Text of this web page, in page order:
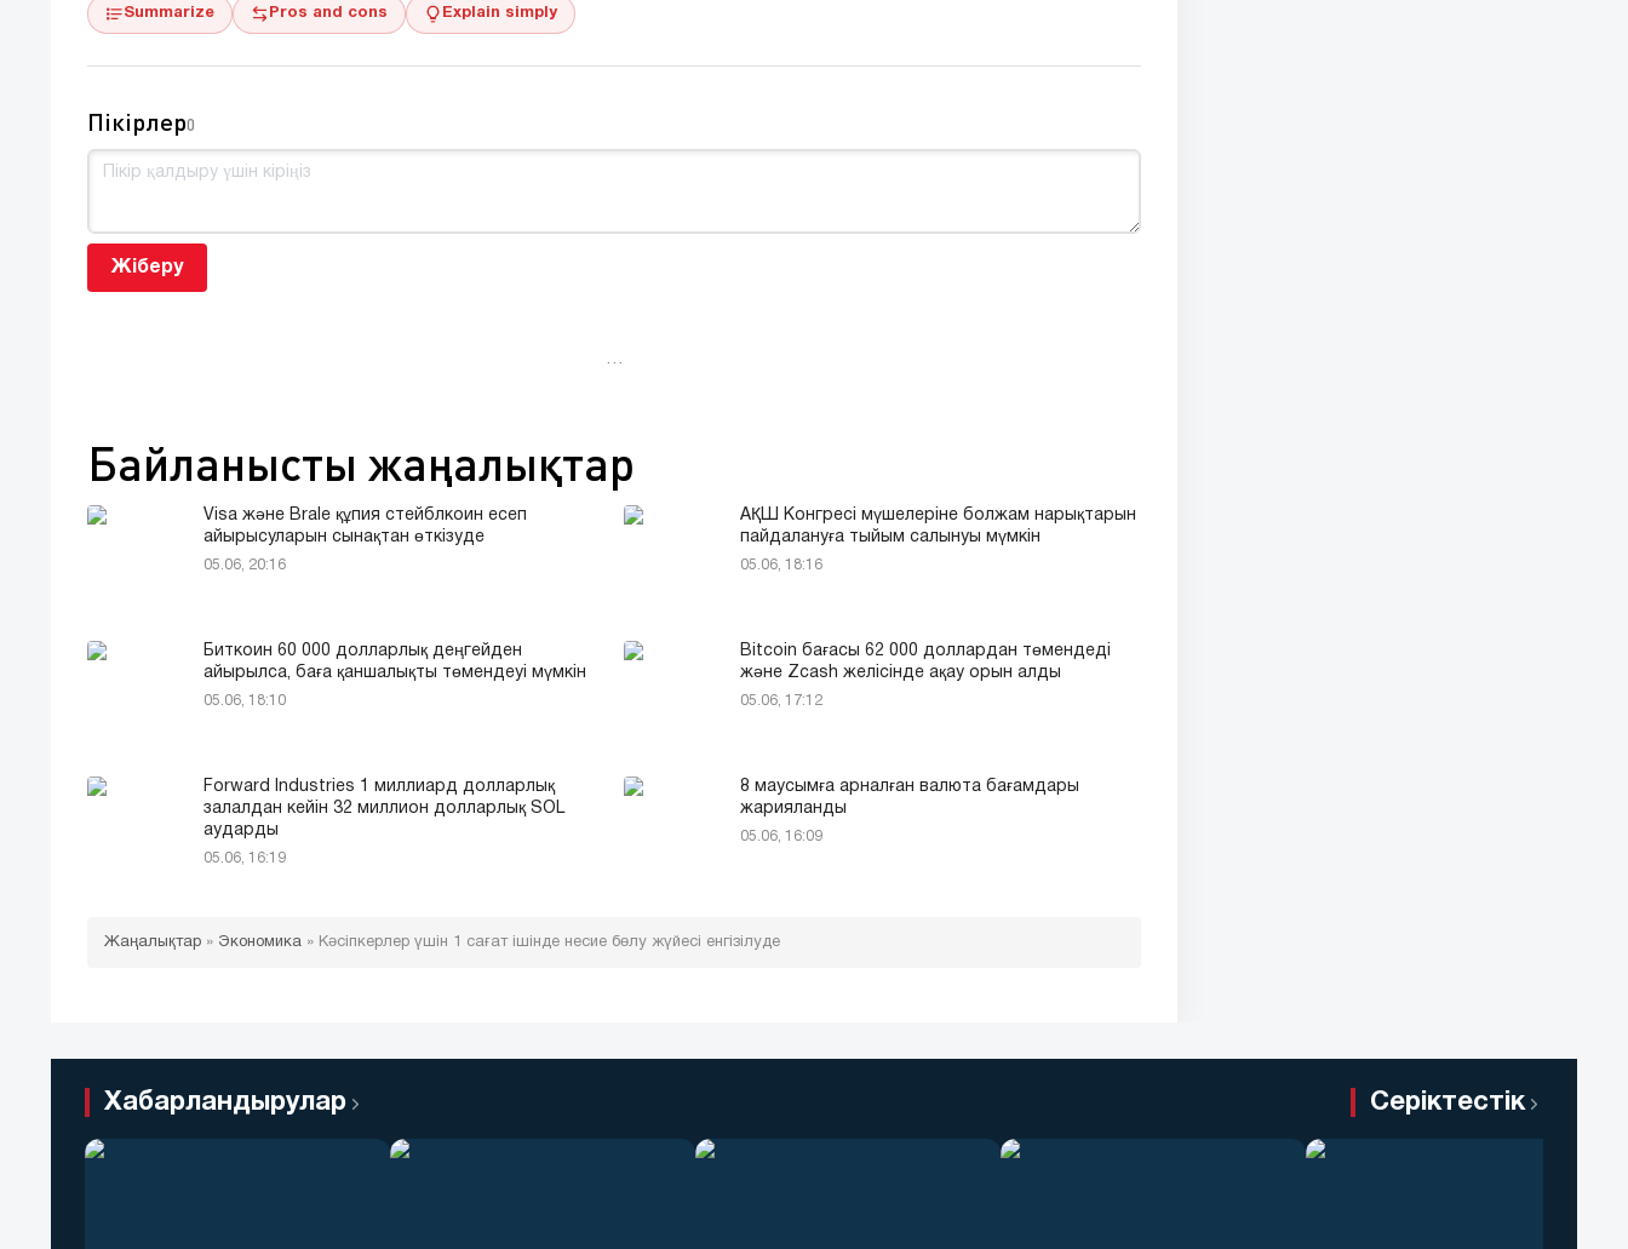
Summarize Pros and cons Explain simply
Пікірлер0
Жіберу
…
Байланысты жаңалықтар
Visa және Brale құпия стейблкоин есеп
айырысуларын сынақтан өткізуде
05.06, 20:16
АҚШ Конгресі мүшелеріне болжам нарықтарын
пайдалануға тыйым салынуы мүмкін
05.06, 18:16
Биткоин 60 000 долларлық деңгейден
айырылса, баға қаншалықты төмендеуі мүмкін
05.06, 18:10
Bitcoin бағасы 62 000 доллардан төмендеді
және Zcash желісінде ақау орын алды
05.06, 17:12
Forward Industries 1 миллиард долларлық
залалдан кейін 32 миллион долларлық SOL
аударды
05.06, 16:19
8 маусымға арналған валюта бағамдары
жарияланды
05.06, 16:09
Жаңалықтар » Экономика » Кәсіпкерлер үшін 1 сағат ішінде несие бөлу жүйесі енгізілуде
Хабарландырулар Серіктестік